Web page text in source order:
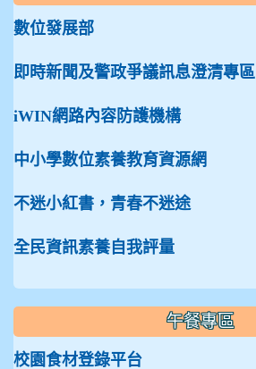
數位發展部
即時新聞及警政爭議訊息澄清專區
iWIN網路內容防護機構
中小學數位素養教育資源網
不迷小紅書，青春不迷途
全民資訊素養自我評量
午餐專區
校園食材登錄平台